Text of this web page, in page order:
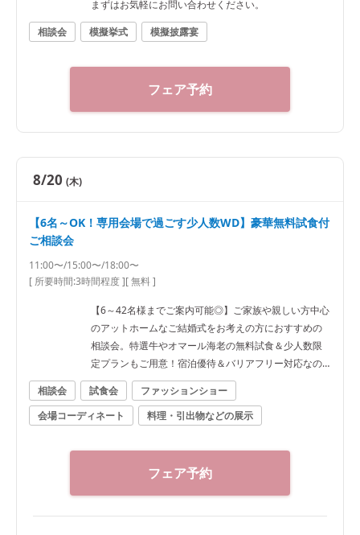
まずはお気軽にお問い合わせください。
相談会
模擬挙式 模擬披露宴
フェア予約
8/20 (木)
【6名～OK！専用会場で過ごす少人数WD】豪華無料試食付
ご相談会
11:00〜/15:00〜/18:00〜
[ 所要時間:3時間程度][ 無料 ]
【6～42名様までご案内可能◎】ご家族や親しい方中心
のアットホームなご結婚式をお考えの方におすすめの
相談会。特選牛やオマール海老の無料試食＆少人数限
定プランもご用意！宿泊優待＆バリアフリー対応なの
で安心
相談会 試食会
ファッションショー
会場コーディネート
料理・引出物などの展示
フェア予約